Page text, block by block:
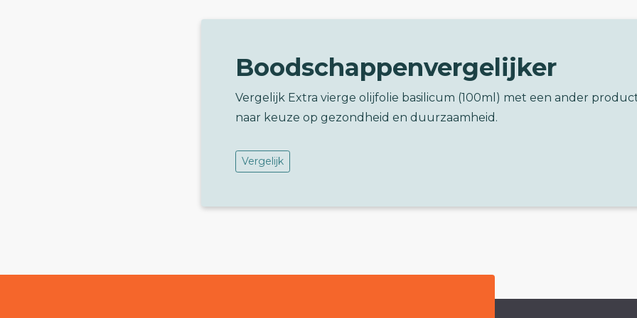
Boodschappenvergelijker
Vergelijk Extra vierge olijfolie basilicum (100ml) met een ander
naar keuze op gezondheid en duurzaamheid.
Vergelijk